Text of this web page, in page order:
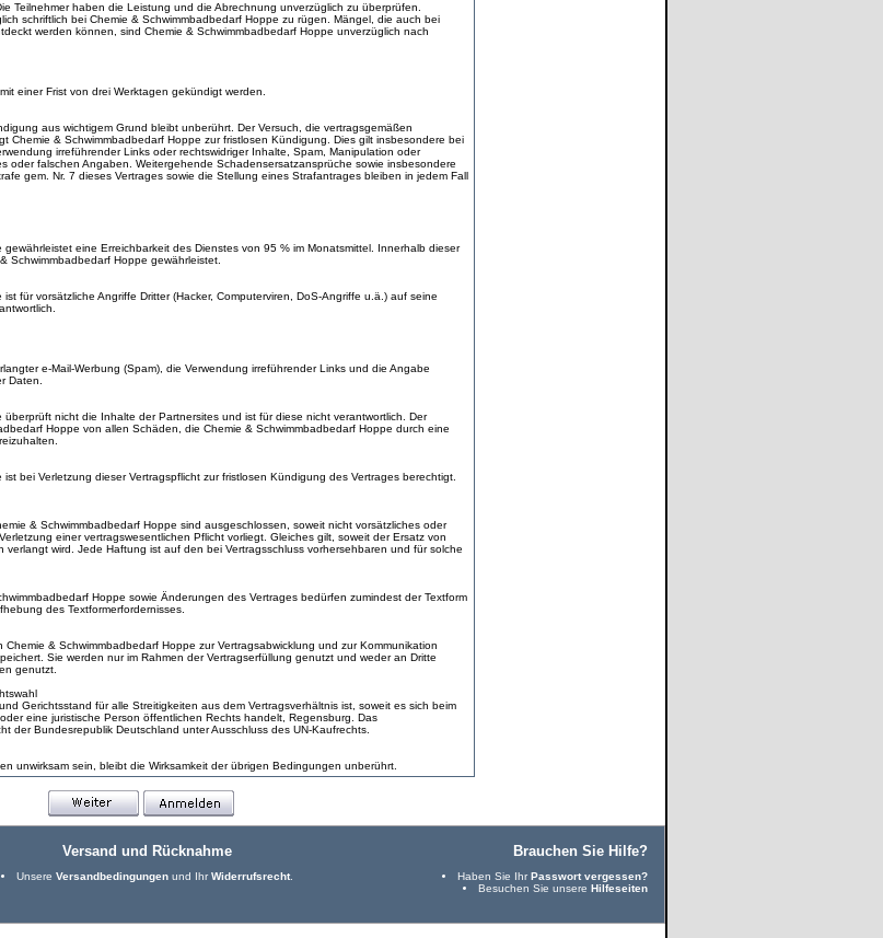
Teilnehmer haben die Leistung und die Abrechnung unverzüglich zu überprüfen.
schriftlich bei Chemie & Schwimmbadbedarf Hoppe zu rügen. Mängel, die auch bei
werden können, sind Chemie & Schwimmbadbedarf Hoppe unverzüglich nach
einer Frist von drei Werktagen gekündigt werden.
aus wichtigem Grund bleibt unberührt. Der Versuch, die vertragsgemäßen
Chemie & Schwimmbadbedarf Hoppe zur fristlosen Kündigung. Dies gilt insbesondere bei
irreführender Links oder rechtswidriger Inhalte, Spam, Manipulation oder
oder falschen Angaben. Weitergehende Schadensersatzansprüche sowie insbesondere
gem. Nr. 7 dieses Vertrages sowie die Stellung eines Strafantrages bleiben in jedem Fall
eine Erreichbarkeit des Dienstes von 95 % im Monatsmittel. Innerhalb dieser
Schwimmbadbedarf Hoppe gewährleistet.
für vorsätzliche Angriffe Dritter (Hacker, Computerviren, DoS-Angriffe u.ä.) auf seine
e-Mail-Werbung (Spam), die Verwendung irreführender Links und die Angabe
Daten.
überprüft nicht die Inhalte der Partnersites und ist für diese nicht verantwortlich. Der
Hoppe von allen Schäden, die Chemie & Schwimmbadbedarf Hoppe durch eine
bei Verletzung dieser Vertragspflicht zur fristlosen Kündigung des Vertrages berechtigt.
& Schwimmbadbedarf Hoppe sind ausgeschlossen, soweit nicht vorsätzliches oder
einer vertragswesentlichen Pflicht vorliegt. Gleiches gilt, soweit der Ersatz von
verlangt wird. Jede Haftung ist auf den bei Vertragsschluss vorhersehbaren und für solche
Hoppe sowie Änderungen des Vertrages bedürfen zumindest der Textform
des Textformerfordernisses.
Chemie & Schwimmbadbedarf Hoppe zur Vertragsabwicklung und zur Kommunikation
Sie werden nur im Rahmen der Vertragserfüllung genutzt und weder an Dritte
genutzt.
Gerichtsstand für alle Streitigkeiten aus dem Vertragsverhältnis ist, soweit es sich beim
eine juristische Person öffentlichen Rechts handelt, Regensburg. Das
der Bundesrepublik Deutschland unter Ausschluss des UN-Kaufrechts.
unwirksam sein, bleibt die Wirksamkeit der übrigen Bedingungen unberührt.
Versand und Rücknahme
Unsere Versandbedingungen und IhrWiderrufsrecht.
Brauchen Sie Hilfe?
Haben Sie IhrPasswort vergessen?
Besuchen Sie unsere Hilfeseiten